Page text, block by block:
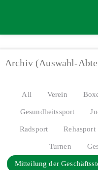
Archiv (Auswahl-
All Verein
Gesundheitssport
Radsport Rehasport
Turnen
Mitteilung der